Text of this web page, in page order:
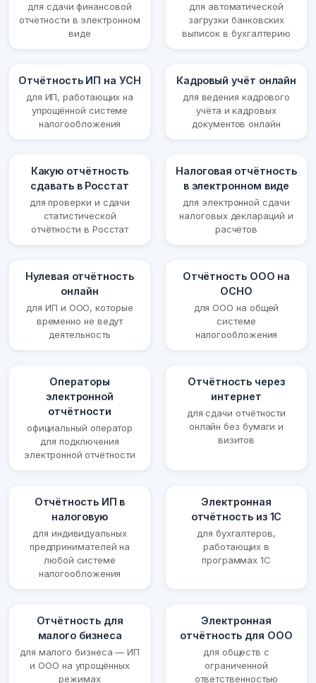
для сдачи финансовой
отчётности в электронном
виде
для автоматической
загрузки банковских
выписок в бухгалтерию
Отчётность ИП на УСН
для ИП, работающих на
упрощённой системе
налогообложения
Кадровый учёт онлайн
для ведения кадрового
учёта и кадровых
документов онлайн
Какую отчётность
сдавать в Росстат
для проверки и сдачи
статистической
отчётности в Росстат
Налоговая отчётность
в электронном виде
для электронной сдачи
налоговых деклараций и
расчётов
Нулевая отчётность
онлайн
для ИП и ООО, которые
временно не ведут
деятельность
Отчётность ООО на
ОСНО
для ООО на общей
системе
налогообложения
Операторы
электронной
отчётности
официальный оператор
для подключения
электронной отчётности
Отчётность через
интернет
для сдачи отчётности
онлайн без бумаги и
визитов
Отчётность ИП в
налоговую
для индивидуальных
предпринимателей на
любой системе
налогообложения
Электронная
отчётность из 1С
для бухгалтеров,
работающих в
программах 1С
Отчётность для
малого бизнеса
для малого бизнеса — ИП
и ООО на упрощённых
режимах
Электронная
отчётность для ООО
для обществ с
ограниченной
ответственностью